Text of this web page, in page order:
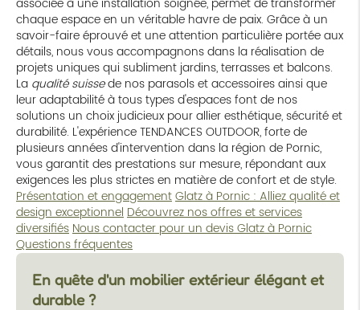
associée à une installation soignée, permet de transformer
chaque espace en un véritable havre de paix. Grâce à un
savoir-faire éprouvé et une attention particulière portée aux
détails, nous vous accompagnons dans la réalisation de
projets uniques qui subliment jardins, terrasses et balcons.
La qualité suissede nos parasols et accessoires ainsi que
leur adaptabilité à tous types d'espaces font de nos
solutions un choix judicieux pour allier esthétique, sécurité et
durabilité. L'expérience TENDANCES OUTDOOR, forte de
plusieurs années d'intervention dans la région de Pornic,
vous garantit des prestations sur mesure, répondant aux
exigences les plus strictes en matière de confort et de style.
Présentation et engagementGlatz à Pornic : Alliez qualité et
design exceptionnelDécouvrez nos offres et services
diversifiésNous contacter pour un devis Glatz à Pornic
Questions fréquentes
En quête d'un mobilier extérieur élégant et
durable ?